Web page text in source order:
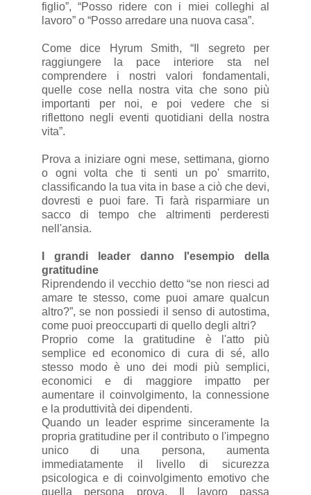
figlio”, “Posso ridere con i miei colleghi al
lavoro” o “Posso arredare una nuova casa”.
Come dice Hyrum Smith, “Il segreto per
raggiungere la pace interiore sta nel
comprendere i nostri valori fondamentali,
quelle cose nella nostra vita che sono più
importanti per noi, e poi vedere che si
riflettono negli eventi quotidiani della nostra
vita”.
Prova a iniziare ogni mese, settimana, giorno
o ogni volta che ti senti un po' smarrito,
classificando la tua vita in base a ciò che devi,
dovresti e puoi fare. Ti farà risparmiare un
sacco di tempo che altrimenti perderesti
nell'ansia.
I grandi leader danno l'esempio della
gratitudine
Riprendendo il vecchio detto “se non riesci ad
amare te stesso, come puoi amare qualcun
altro?”, se non possiedi il senso di autostima,
come puoi preoccuparti di quello degli altri?
Proprio come la gratitudine è l'atto più
semplice ed economico di cura di sé, allo
stesso modo è uno dei modi più semplici,
economici e di maggiore impatto per
aumentare il coinvolgimento, la connessione
e la produttività dei dipendenti.
Quando un leader esprime sinceramente la
propria gratitudine per il contributo o l'impegno
unico di una persona, aumenta
immediatamente il livello di sicurezza
psicologica e di coinvolgimento emotivo che
quella persona prova. Il lavoro passa